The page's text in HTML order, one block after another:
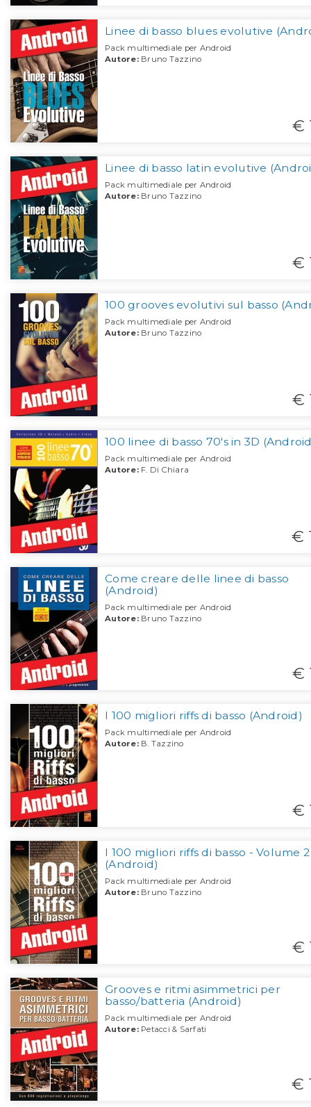
Linee di basso blues evolutive
Pack multimediale per Android
Autore:Bruno Tazzino
€
Linee di basso latin evolutive
Pack multimediale per Android
Autore:Bruno Tazzino
€
100 grooves evolutivi sul basso
Pack multimediale per Android
Autore:Bruno Tazzino
€
100 linee di basso 70's in 3D
Pack multimediale per Android
Autore:F. Di Chiara
€
Come creare delle linee di basso
(Android)
Pack multimediale per Android
Autore:Bruno Tazzino
€
I 100 migliori riffs di basso (Android)
Pack multimediale per Android
Autore:B. Tazzino
€
I 100 migliori riffs di basso - Volume 2
(Android)
Pack multimediale per Android
Autore:Bruno Tazzino
€
Grooves e ritmi asimmetrici per
basso/batteria (Android)
Pack multimediale per Android
Autore:Petacci & Sarfati
€